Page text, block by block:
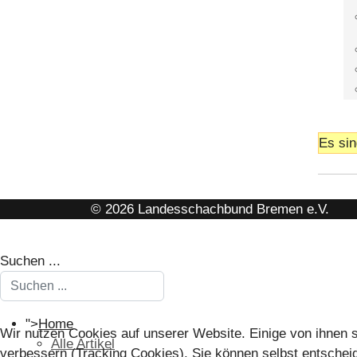
Es
© 2026 Landesschachbund Bremen e.V.
Suchen ...
">Home
Alle Artikel
Wir nutzen Cookies auf unserer Website. Einige von
verbessern (Tracking Cookies). Sie können selbst